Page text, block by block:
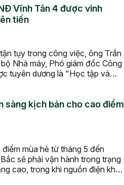
Vĩnh Tân 4 được vinh
tiến
tụy trong công việc, ông Trần
Nhà máy, Phó giám đốc Công
tuyên dương là "Học tập và
sàng kịch bản cho cao điểm
mùa hè từ tháng 5 đến
sẽ phải vận hành trong trạng
cao, trong khi nguồn điện khả